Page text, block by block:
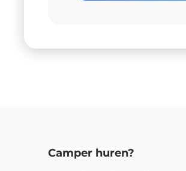
Camper huren?